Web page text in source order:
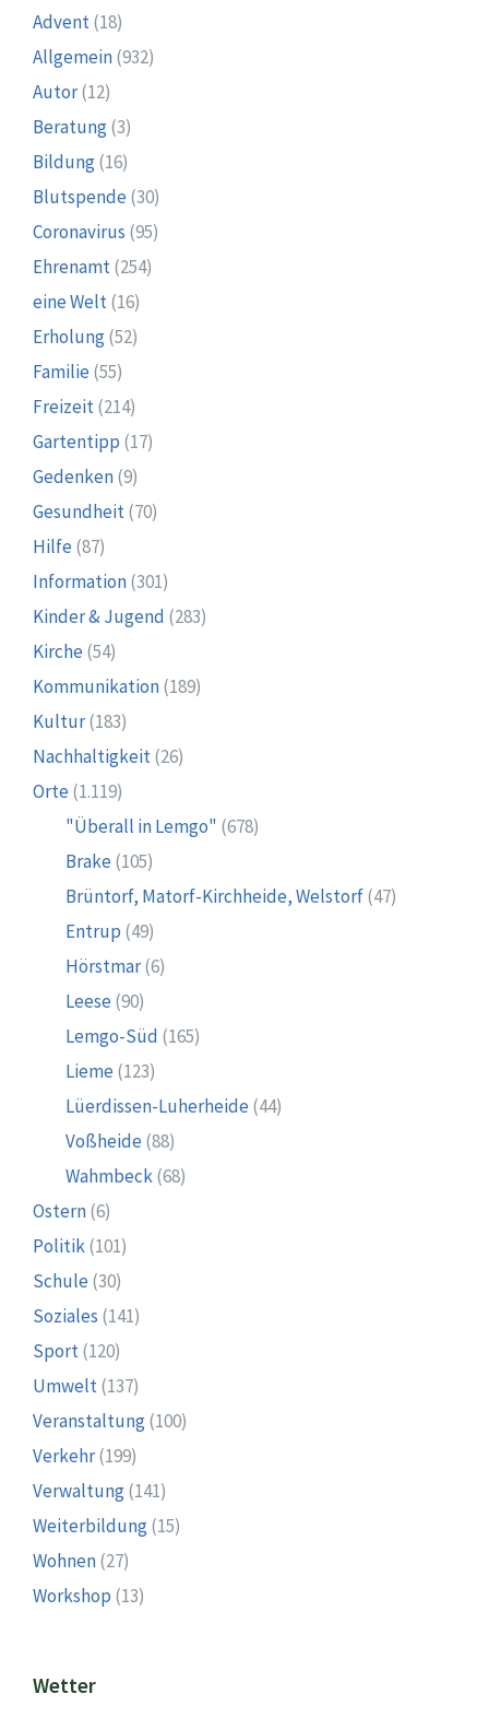
Advent(18)
Allgemein(932)
Autor(12)
Beratung(3)
Bildung(16)
Blutspende (30)
Coronavirus (95)
Ehrenamt(254)
eine Welt(16)
Erholung(52)
Familie (55)
Freizeit(214)
Gartentipp (17)
Gedenken(9)
Gesundheit(70)
Hilfe (87)
Information(301)
Kinder & Jugend (283)
Kirche (54)
Kommunikation(189)
Kultur(183)
Nachhaltigkeit(26)
Orte (1.119)
"Überall in Lemgo" (678)
Brake (105)
Brüntorf, Matorf-Kirchheide, Welstorf(47)
Entrup (49)
Hörstmar(6)
Leese (90)
Lemgo-Süd (165)
Lieme (123)
Lüerdissen-Luherheide (44)
Voßheide (88)
Wahmbeck(68)
Ostern(6)
Politik(101)
Schule (30)
Soziales (141)
Sport(120)
Umwelt(137)
Veranstaltung(100)
Verkehr(199)
Verwaltung(141)
Weiterbildung(15)
Wohnen(27)
Workshop (13)
Wetter